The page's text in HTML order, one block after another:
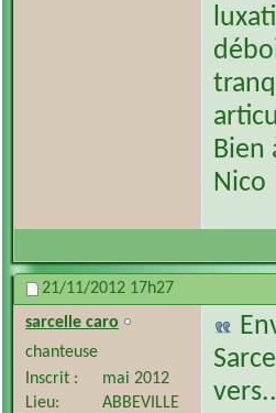
Bien
Nico
21/11/2012 17h27
sarcelle caro
chanteuse
Inscrit
mai 2012
Lieu
ABBEVILLE